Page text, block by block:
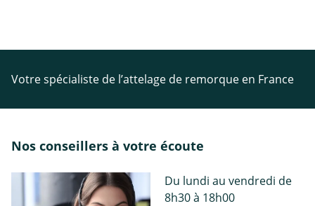
Votre spécialiste de l’attelage de remorque en France
Nos conseillers à votre écoute
Du lundi au vendredi de
8h30 à 18h00